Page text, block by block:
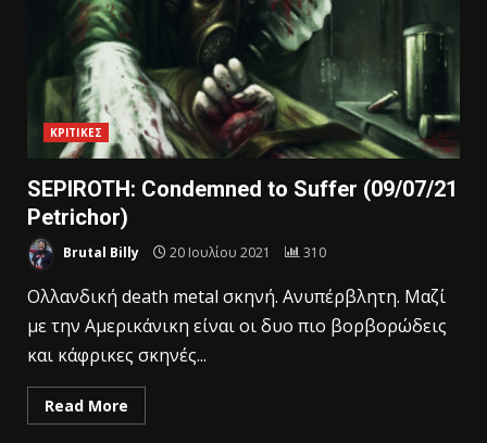
ΚΡΙΤΙΚΕΣ
SEPIROTH: Condemned to Suffer (09/07/21
Petrichor)
Brutal Billy 20 Ιουλίου 2021 310
Oλλανδική death metal σκηνή. Ανυπέρβλητη. Μαζί
με την Αμερικάνικη είναι οι δυο πιο βορβορώδεις
και κάφρικες σκηνές...
Read More